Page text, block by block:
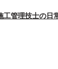
工管理技士の日